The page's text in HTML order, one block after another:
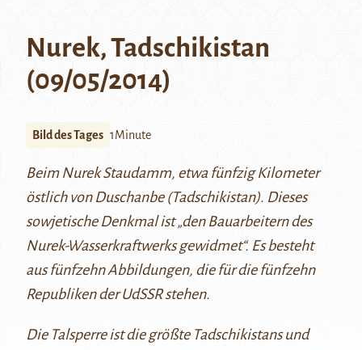
Nurek, Tadschikistan
(09/05/2014)
Bild des Tages 1Minute
Beim Nurek Staudamm, etwa fünfzig Kilometer
östlich von Duschanbe (Tadschikistan). Dieses
sowjetische Denkmal ist „den Bauarbeitern des
Nurek-Wasserkraftwerks gewidmet“. Es besteht
aus fünfzehn Abbildungen, die für die fünfzehn
Republiken der UdSSR stehen.
Die Talsperre ist die größte Tadschikistans und